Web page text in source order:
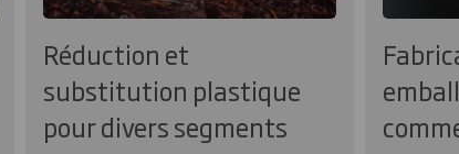
Réduction et
substitution plastique
pour divers segments